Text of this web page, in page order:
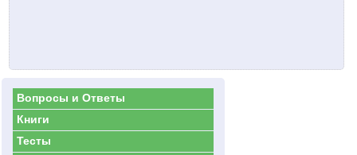
Вопросы и Ответы
Книги
Тесты